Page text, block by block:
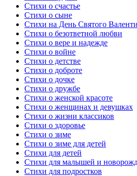
Стихи о счастье
Стихи о сыне
Стихи на День Святого
Стихи о безответной любви
Стихи о вере и надежде
Стихи о войне
Стихи о детстве
Стихи о доброте
Стихи о дочке
Стихи о дружбе
Стихи о женской красоте
Стихи о женщинах и девушках
Стихи о жизни классиков
Стихи о здоровье
Стихи о зиме
Стихи о зиме для детей
Стихи для детей
Стихи для малышей и
Стихи для подростков